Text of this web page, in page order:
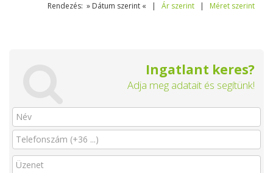
Rendezés: » Dátum szerint « | Ár szerint | Méret szerint
Ingatlant keres?
Adja meg adatait és segítünk!